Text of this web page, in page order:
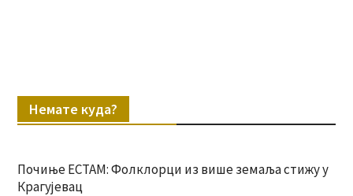
Немате куда?
Почиње ЕСТАМ: Фолклорци из више земаља стижу у
Крагујевац